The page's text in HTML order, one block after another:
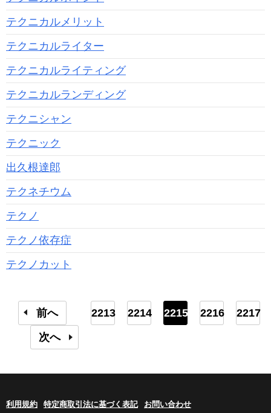
テクニカルメリット
テクニカルライター
テクニカルライティング
テクニカルランディング
テクニシャン
テクニック
出久根達郎
テクネチウム
テクノ
テクノ依存症
テクノカット
前へ 2213 2214 2215 2216
2217
次へ
利用規約 特定商取引法に基づく表記 お問い合わせ